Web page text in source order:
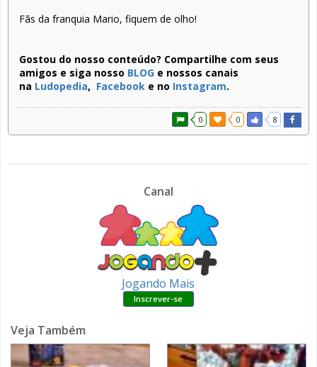
Fãs da franquia Mario, fiquem de olho!
Gostou do nosso conteúdo? Compartilhe com seus
amigos e siga nosso BLOG e nossos canais
na Ludopedia, Facebook e no Instagram.
0 0 8
Canal
Jogando Mais
Veja Também